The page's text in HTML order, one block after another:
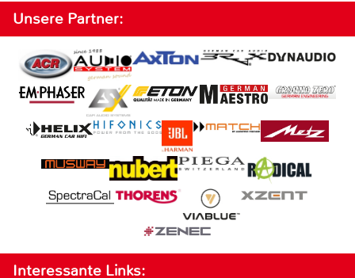
Unsere Partner:
Interessante Links: